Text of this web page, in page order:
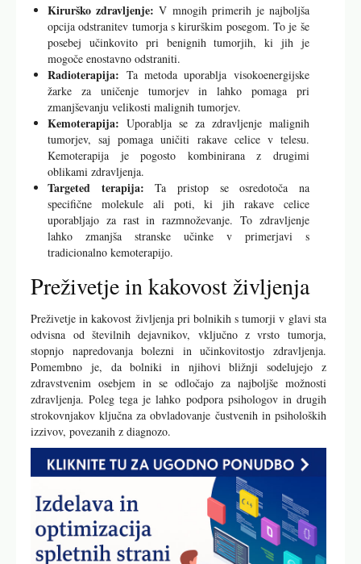
Kirurško zdravljenje: V mnogih primerih je najboljša
opcija odstranitev tumorja s kirurškim posegom. To je še
posebej učinkovito pri benignih tumorjih, ki jih je
mogoče enostavno odstraniti.
Radioterapija: Ta metoda uporablja visokoenergijske
žarke za uničenje tumorjev in lahko pomaga pri
zmanjševanju velikosti malignih tumorjev.
Kemoterapija: Uporablja se za zdravljenje malignih
tumorjev, saj pomaga uničiti rakave celice v telesu.
Kemoterapija je pogosto kombinirana z drugimi
oblikami zdravljenja.
Targeted terapija: Ta pristop se osredotoča na
specifične molekule ali poti, ki jih rakave celice
uporabljajo za rast in razmnoževanje. To zdravljenje
lahko zmanjša stranske učinke v primerjavi s
tradicionalno kemoterapijo.
Preživetje in kakovost življenja
Preživetje in kakovost življenja pri bolnikih s tumorji v glavi sta
odvisna od številnih dejavnikov, vključno z vrsto tumorja,
stopnjo napredovanja bolezni in učinkovitostjo zdravljenja.
Pomembno je, da bolniki in njihovi bližnji sodelujejo z
zdravstvenim osebjem in se odločajo za najboljše možnosti
zdravljenja. Poleg tega je lahko podpora psihologov in drugih
strokovnjakov ključna za obvladovanje čustvenih in psiholoških
izzivov, povezanih z diagnozo.